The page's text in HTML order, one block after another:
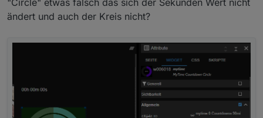
"Circle" etwas falsch das sich der Sekunden Wert nicht
ändert und auch der Kreis nicht?